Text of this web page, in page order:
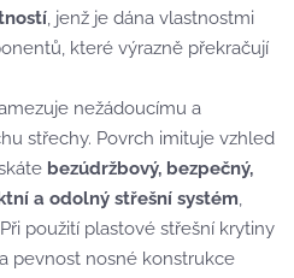
, jenž je dána vlastnostmi
které výrazně překračují
nežádoucímu a
střechy. Povrch imituje vzhled
bezúdržbový, bezpečný,
a odolný střešní systém,
použití plastové střešní krytiny
pevnost nosné konstrukce